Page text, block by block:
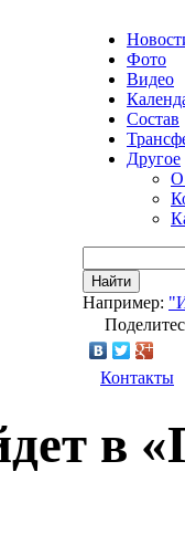
Фото
Видео
Состав
Другое
О
Найти
Например:
Контакты
в